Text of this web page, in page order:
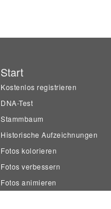
Start
Kostenlos registrieren
DNA-Test
Stammbaum
Historische Aufzeichnungen
Fotos kolorieren
Fotos verbessern
Fotos animieren